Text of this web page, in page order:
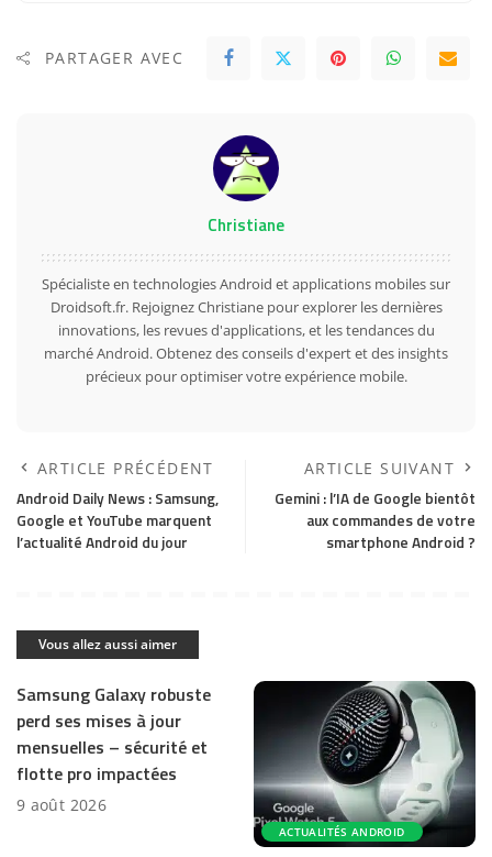
PARTAGER AVEC
Christiane
Spécialiste en technologies Android et applications mobiles sur
Droidsoft.fr. Rejoignez Christiane pour explorer les dernières
innovations, les revues d'applications, et les tendances du
marché Android. Obtenez des conseils d'expert et des insights
précieux pour optimiser votre expérience mobile.
ARTICLE PRÉCÉDENT
Android Daily News : Samsung,
Google et YouTube marquent
l’actualité Android du jour
ARTICLE SUIVANT
Gemini : l’IA de Google bientôt
aux commandes de votre
smartphone Android ?
Vous allez aussi aimer
Samsung Galaxy robuste
perd ses mises à jour
mensuelles – sécurité et
flotte pro impactées
9 août 2026
ACTUALITÉS ANDROID